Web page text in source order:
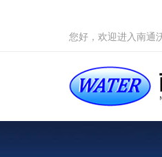
您好，欢迎进入南通